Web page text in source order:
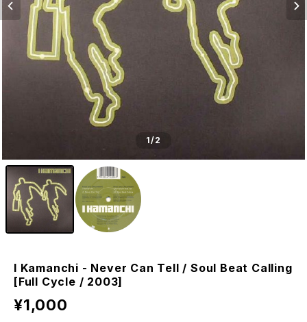
1/2
I Kamanchi - Never Can Tell / Soul Beat Calling
[Full Cycle / 2003]
¥1,000